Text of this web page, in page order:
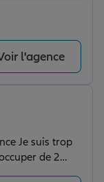
l'agence
Je suis trop
de 2